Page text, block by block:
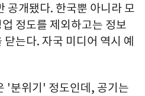
공개됐다. 한국뿐 아니라 모
정도를 제외하고는 정보
는다. 자국 미디어 역시 예
'분위기' 정도인데, 공기는